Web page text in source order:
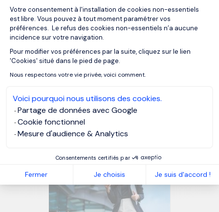
Votre consentement à l'installation de cookies non-essentiels
est libre. Vous pouvez à tout moment paramétrer vos
préférences. Le refus des cookies non-essentiels n’a aucune
incidence sur votre navigation.
Pour modifier vos préférences par la suite, cliquez sur le lien
'Cookies' situé dans le pied de page.
Nous respectons votre vie privée, voici comment.
Voici pourquoi nous utilisons des cookies.
Partage de données avec Google
Cookie fonctionnel
Mesure d'audience & Analytics
Consentements certifiés par
Fermer Je choisis Je suis d'accord !
Axeptio consent
ETI/PME … ; si vous souhaitez faire évoluer votre carrière,
contactez-nous!
MORGAN PHILIPS GROUP
NOS RESSOURCES
À lire aussi